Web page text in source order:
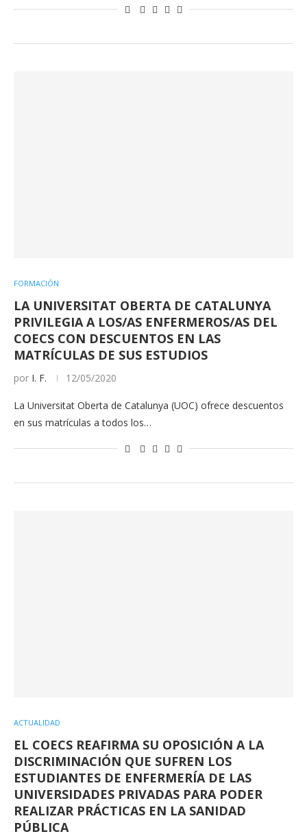
FORMACIÓN
LA UNIVERSITAT OBERTA DE CATALUNYA
PRIVILEGIA A LOS/AS ENFERMEROS/AS DEL
COECS CON DESCUENTOS EN LAS
MATRÍCULAS DE SUS ESTUDIOS
por I. F. 12/05/2020
La Universitat Oberta de Catalunya (UOC) ofrece descuentos
en sus matrículas a todos los…
ACTUALIDAD
EL COECS REAFIRMA SU OPOSICIÓN A LA
DISCRIMINACIÓN QUE SUFREN LOS
ESTUDIANTES DE ENFERMERÍA DE LAS
UNIVERSIDADES PRIVADAS PARA PODER
REALIZAR PRÁCTICAS EN LA SANIDAD
PÚBLICA